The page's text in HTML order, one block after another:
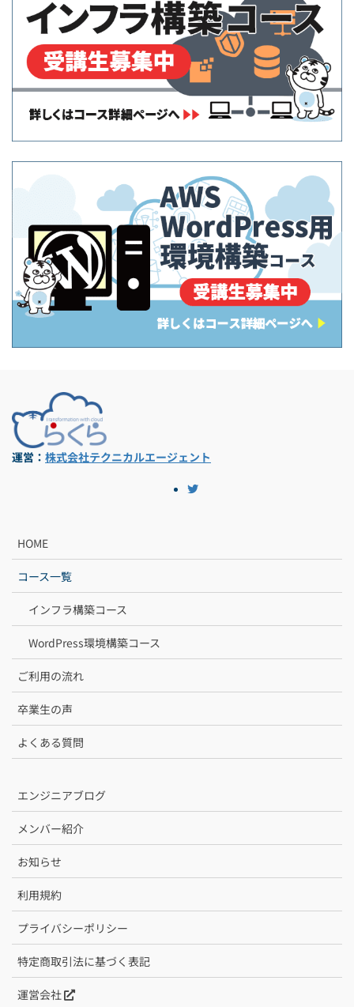
運営： 株式会社テクニカルエージェント
HOME
コース一覧
インフラ構築コース
WordPress環境構築コース
ご利用の流れ
卒業生の声
よくある質問
エンジニアブログ
メンバー紹介
お知らせ
利用規約
プライバシーポリシー
特定商取引法に基づく表記
運営会社